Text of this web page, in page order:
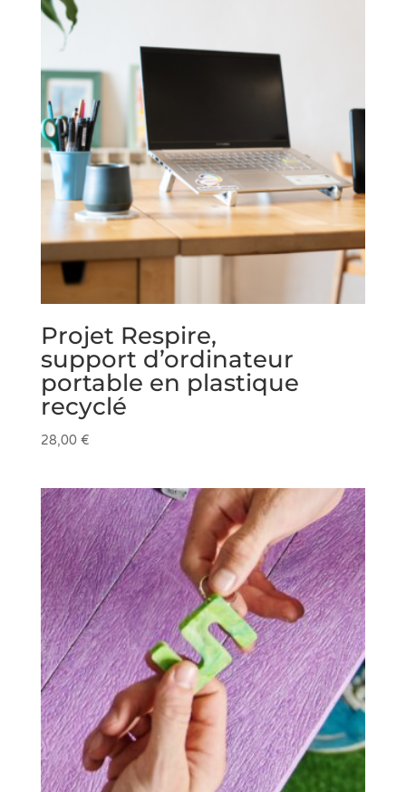
Projet Respire,
support d’ordinateur
portable en plastique
recyclé
28,00 €